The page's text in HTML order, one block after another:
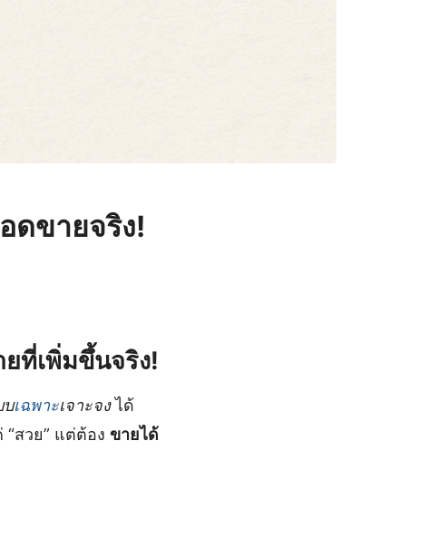
ดขายจริง!
ที่เพิ่มขึ้นจริง!
บเฉพาะเจาะจงได้
สวย” แต่ต้อง ขายได้